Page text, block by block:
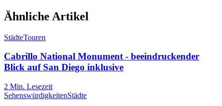
Ähnliche Artikel
StädteTouren
Cabrillo National Monument - beeindruckender
Blick auf San Diego inklusive
2 Min. Lesezeit
SehenswürdigkeitenStädte